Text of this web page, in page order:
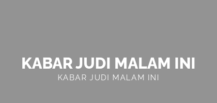
KABAR JUDI MALAM INI
KABAR JUDI MALAM INI